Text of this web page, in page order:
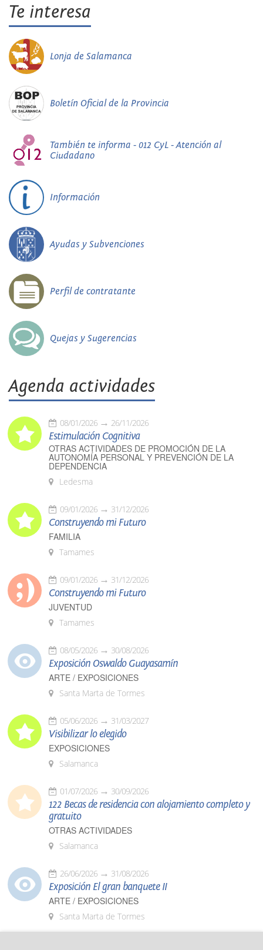
Te interesa
Lonja de Salamanca
Boletín Oficial de la Provincia
También te informa - 012 CyL - Atención al
Ciudadano
Información
Ayudas y Subvenciones
Perfil de contratante
Quejas y Sugerencias
Agenda actividades
08/01/2026 26/11/2026
Estimulación Cognitiva
OTRAS ACTIVIDADES DE PROMOCIÓN DE LA
AUTONOMÍA PERSONAL Y PREVENCIÓN DE LA
DEPENDENCIA
Ledesma
09/01/2026 31/12/2026
Construyendo mi Futuro
FAMILIA
Tamames
09/01/2026 31/12/2026
Construyendo mi Futuro
JUVENTUD
Tamames
08/05/2026 30/08/2026
Exposición Oswaldo Guayasamín
ARTE / EXPOSICIONES
Santa Marta de Tormes
05/06/2026 31/03/2027
Visibilizar lo elegido
EXPOSICIONES
Salamanca
01/07/2026 30/09/2026
122 Becas de residencia con alojamiento completo y
gratuito
OTRAS ACTIVIDADES
Salamanca
26/06/2026 31/08/2026
Exposición El gran banquete II
ARTE / EXPOSICIONES
Santa Marta de Tormes